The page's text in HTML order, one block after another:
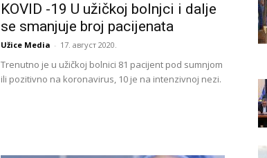
KOVID -19 U užičkoj bolnjci i dalje
se smanjuje broj pacijenata
Užice Media - 17. август 2020.
Trenutno je u užičkoj bolnici 81 pacijent pod sumnjom
ili pozitivno na koronavirus, 10 je na intenzivnoj nezi.